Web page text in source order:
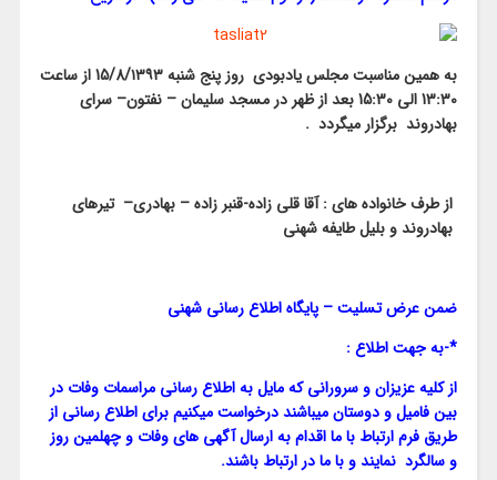
به همین مناسبت مجلس یادبودی روز پنج شنبه 15/8/۱۳۹۳ از ساعت
13:30 الی 15:30 بعد از ظهر در مسجد سلیمان – نفتون– سرای
بهادروند برگزار میگردد .
از طرف خانواده های : آقا قلی زاده-قنبر زاده – بهادری– تیرهای
بهادروند و بلیل طایفه شهنی
ضمن عرض تسلیت – پایگاه اطلاع رسانی شهنی
*-به جهت اطلاع :
از کلیه عزیزان و سرورانی که مایل به اطلاع رسانی مراسمات وفات در
بین فامیل و دوستان میباشند درخواست میکنیم برای اطلاع رسانی از
طریق فرم ارتباط با ما اقدام به ارسال آگهی های وفات و چهلمین روز
و سالگرد نمایند و با ما در ارتباط باشند.